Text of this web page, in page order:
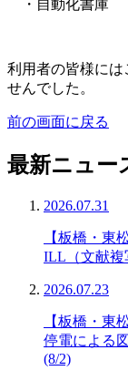
・自動化書庫
利用者の皆様には
せんでした。
前の画面に戻る
最新ニュー
2026.07.31
【板橋・東
ILL（文献複
2026.07.23
【板橋・東
停電による
(8/2)